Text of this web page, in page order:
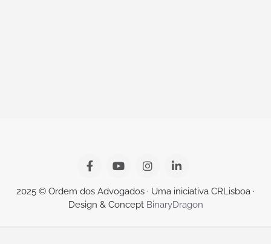
2025 © Ordem dos Advogados · Uma iniciativa CRLisboa ·
Design & Concept BinaryDragon